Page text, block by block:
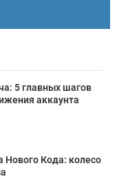
жизнь?
контроля
5 главных шагов
аккаунта
Нового Кода: колесо